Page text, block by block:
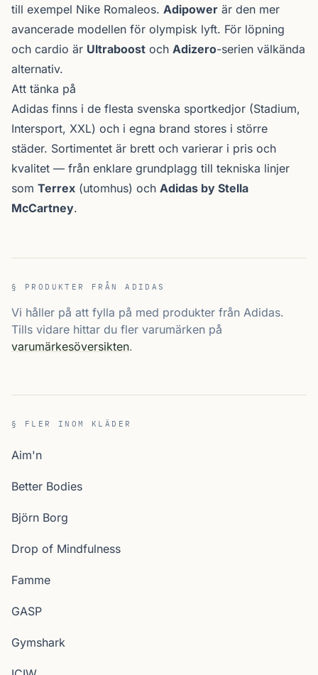
till exempel Nike Romaleos. Adipower är den mer
avancerade modellen för olympisk lyft. För löpning
och cardio är Ultraboost och Adizero-serien välkända
alternativ.
Att tänka på
Adidas finns i de flesta svenska sportkedjor (Stadium,
Intersport, XXL) och i egna brand stores i större
städer. Sortimentet är brett och varierar i pris och
kvalitet — från enklare grundplagg till tekniska linjer
som Terrex (utomhus) och Adidas by Stella
McCartney.
§ PRODUKTER FRÅN ADIDAS
Vi håller på att fylla på med produkter från Adidas.
Tills vidare hittar du fler varumärken på
varumärkesöversikten.
§ FLER INOM KLÄDER
Aim'n
Better Bodies
Björn Borg
Drop of Mindfulness
Famme
GASP
Gymshark